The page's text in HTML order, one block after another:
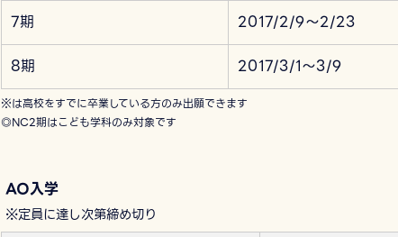
7期
2017/2/9～2/23
8期
2017/3/1～3/9
※は高校をすでに卒業している方のみ出願できます
◎NC2期はこども学科のみ対象です
AO入学
※定員に達し次第締め切り